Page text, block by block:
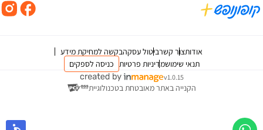
אודותצור קשרביטול עסקהבקשה למחיקת מידע
תנאי שימושמדיניות פרטיות כניסה לספקים
v1.0.15
הקנייה באתר מאובטחת בטכנולוגיית